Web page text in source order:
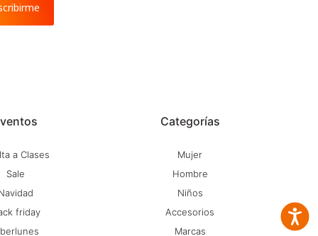
a Clases
Sale
friday
Categorías
Mujer
Hombre
Niños
Accesorios
Marcas